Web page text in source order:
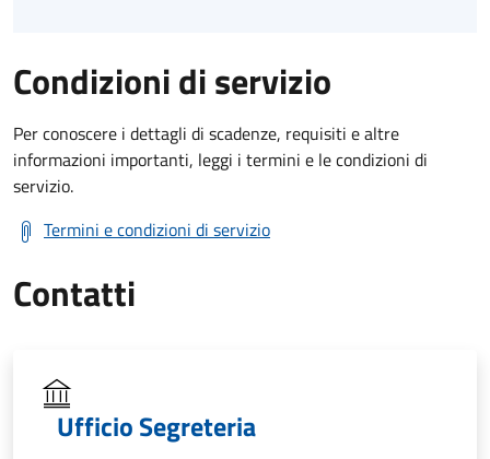
Condizioni di servizio
Per conoscere i dettagli di scadenze, requisiti e altre
informazioni importanti, leggi i termini e le condizioni di
servizio.
Termini e condizioni di servizio
Contatti
Ufficio Segreteria